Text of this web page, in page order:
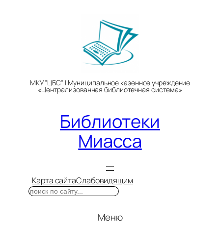
МКУ "ЦБС" | Муниципальное казенное учреждение
«Централизованная библиотечная система»
Библиотеки
Миасса
Карта сайтаСлабовидящим
Поиск
Меню